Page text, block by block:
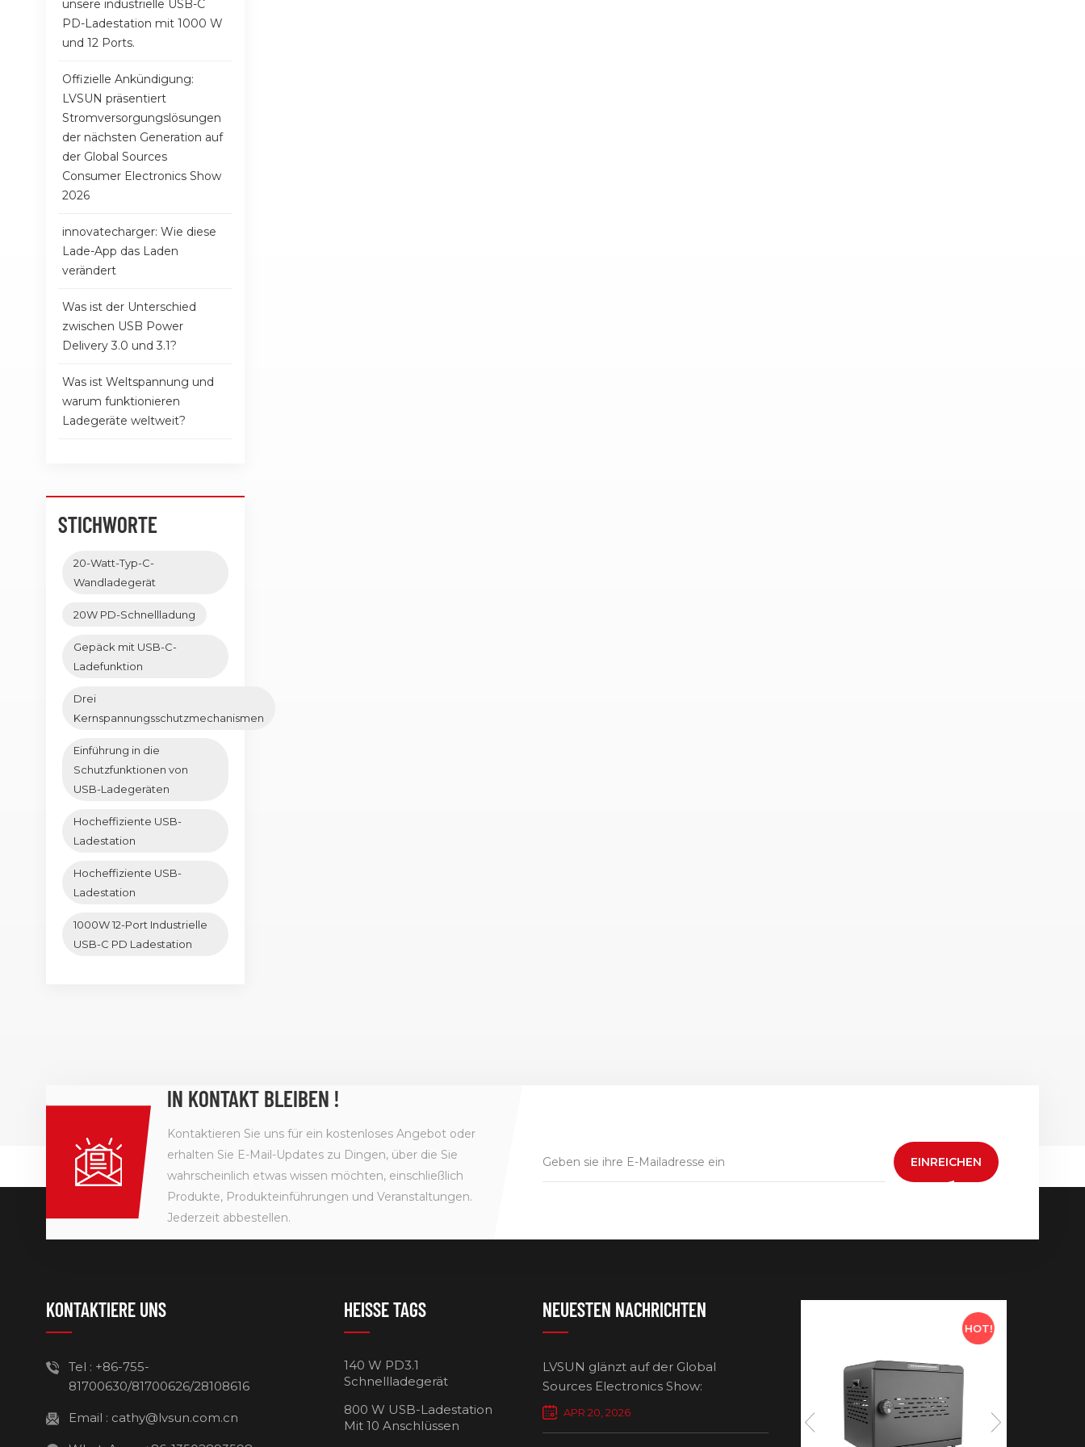
unsere industrielle USB-C
PD-Ladestation mit 1000 W
und 12 Ports.
Offizielle Ankündigung:
LVSUN präsentiert
Stromversorgungslösungen
der nächsten Generation auf
der Global Sources
Consumer Electronics Show
2026
innovatecharger: Wie diese
Lade-App das Laden
verändert
Was ist der Unterschied
zwischen USB Power
Delivery 3.0 und 3.1?
Was ist Weltspannung und
warum funktionieren
Ladegeräte weltweit?
STICHWORTE
20-Watt-Typ-C-
Wandladegerät
20W PD-Schnellladung
Gepäck mit USB-C-
Ladefunktion
Drei
Kernspannungsschutzmechanismen
Einführung in die
Schutzfunktionen von
USB-Ladegeräten
Hocheffiziente USB-
Ladestation
Hocheffiziente USB-
Ladestation
1000W 12-Port Industrielle
USB-C PD Ladestation
IN KONTAKT BLEIBEN !
Kontaktieren Sie uns für ein kostenloses Angebot oder
erhalten Sie E-Mail-Updates zu Dingen, über die Sie
wahrscheinlich etwas wissen möchten, einschließlich
Produkte, Produkteinführungen und Veranstaltungen.
Jederzeit abbestellen.
EINREICHEN
KONTAKTIERE UNS
Tel : +86-755-
81700630/81700626/28108616
Email : cathy@lvsun.com.cn
HEISSE TAGS
140 W PD3.1
Schnellladegerät
800 W USB-Ladestation
Mit 10 Anschlüssen
NEUESTEN NACHRICHTEN
LVSUN glänzt auf der Global
Sources Electronics Show:
Mehrfach-Ladegeräte setzen neue
Maßstäbe für intelligentes Laden
APR 20, 2026
HOT!